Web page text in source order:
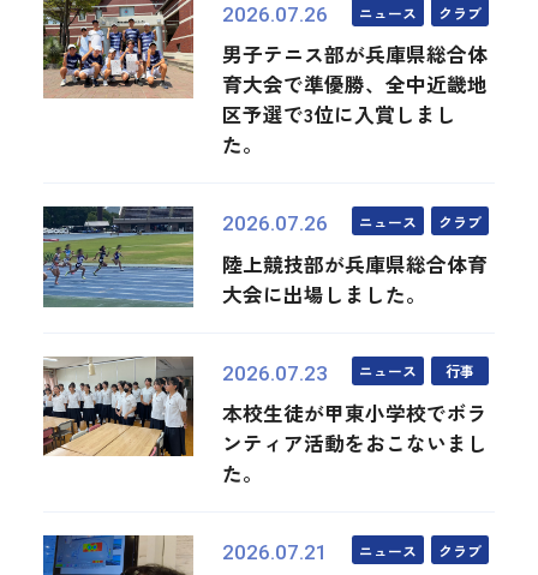
2026.07.26 ニュース クラブ
男子テニス部が兵庫県総合体
育大会で準優勝、全中近畿地
区予選で3位に入賞しまし
た。
2026.07.26 ニュース クラブ
陸上競技部が兵庫県総合体育
大会に出場しました。
2026.07.23 ニュース 行事
本校生徒が甲東小学校でボラ
ンティア活動をおこないまし
た。
2026.07.21 ニュース クラブ